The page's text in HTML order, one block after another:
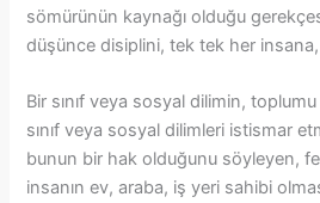
sömürünün kaynağı olduğu
düşünce disiplini, tek tek her
Bir sınıf veya sosyal dilimin,
sınıf veya sosyal dilimleri istismar
bunun bir hak olduğunu söyleyen,
insanın ev, araba, iş yeri sahibi